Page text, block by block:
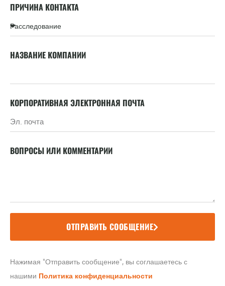
ПРИЧИНА КОНТАКТА
НАЗВАНИЕ КОМПАНИИ
КОРПОРАТИВНАЯ ЭЛЕКТРОННАЯ ПОЧТА
ВОПРОСЫ ИЛИ КОММЕНТАРИИ
ОТПРАВИТЬ СООБЩЕНИЕ
Нажимая "Отправить сообщение", вы соглашаетесь с
нашими Политика конфиденциальности